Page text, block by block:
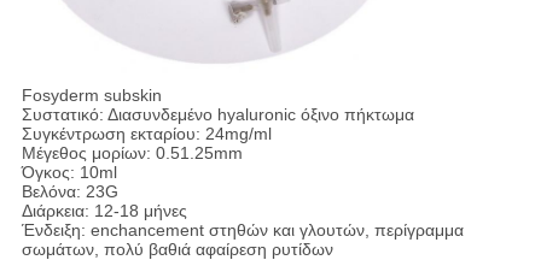
Fosyderm subskin
Συστατικό: Διασυνδεμένο hyaluronic όξινο πήκτωμα
Συγκέντρωση εκταρίου: 24mg/ml
Μέγεθος μορίων: 0.51.25mm
Όγκος: 10ml
Βελόνα: 23G
Διάρκεια: 12-18 μήνες
Ένδειξη: enchancement στηθών και γλουτών, περίγραμμα
σωμάτων, πολύ βαθιά αφαίρεση ρυτίδων